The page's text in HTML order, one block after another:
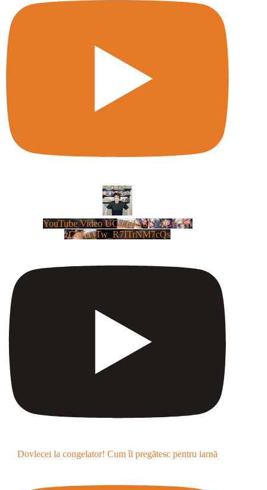
YouTube Video UCm5llXSLY4CyCX-
zC8XosTw_R7ITrNM7cQs
Dovlecei la congelator! Cum îi pregătesc pentru iarnă